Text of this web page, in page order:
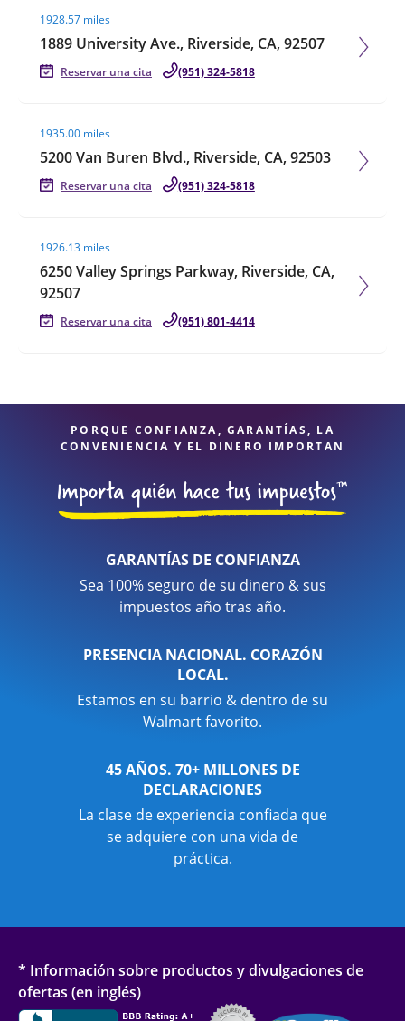
1928.57 miles
1889 University Ave., Riverside, CA, 92507
Reservar una cita (951) 324-5818
1935.00 miles
5200 Van Buren Blvd., Riverside, CA, 92503
Reservar una cita (951) 324-5818
1926.13 miles
6250 Valley Springs Parkway, Riverside, CA,
92507
Reservar una cita (951) 801-4414
PORQUE CONFIANZA, GARANTÍAS, LA
CONVENIENCIA Y EL DINERO IMPORTAN
GARANTÍAS DE CONFIANZA
Sea 100% seguro de su dinero & sus
impuestos año tras año.
PRESENCIA NACIONAL. CORAZÓN
LOCAL.
Estamos en su barrio & dentro de su
Walmart favorito.
45 AÑOS. 70+ MILLONES DE
DECLARACIONES
La clase de experiencia confiada que
se adquiere con una vida de
práctica.
* Información sobre productos y divulgaciones de
ofertas (en inglés)